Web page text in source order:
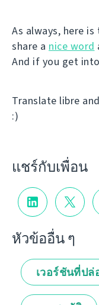
As always, here is
share a nice word
And if you get
Translate libre
:)
แชร์กับเพื่อน
หัวข้ออื่น ๆ
เวอร์ชันที่ป